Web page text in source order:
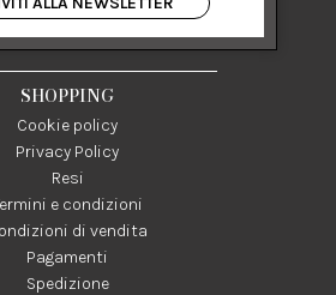
Salerno Italia
IVA 03024950655
SHOPPING
Cookie policy
Privacy Policy
Resi
e condizioni
di vendita
Pagamenti
Spedizione